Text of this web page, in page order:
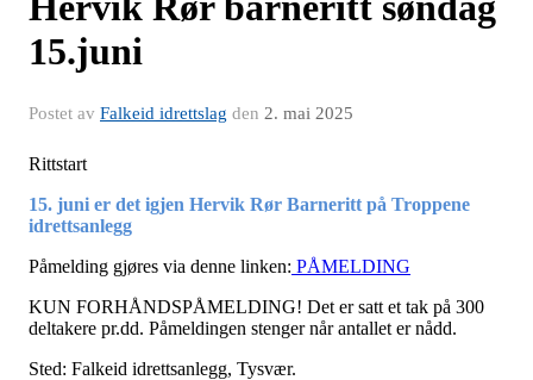
15.juni
Postet av Falkeid idrettslag den 2. mai 2025
Rittstart
15. juni er det igjen Hervik Rør Barneritt på Troppene
idrettsanlegg
Påmelding gjøres via denne linken: PÅMELDING
KUN FORHÅNDSPÅMELDING! Det er satt et tak på 300
deltakere pr.dd. Påmeldingen stenger når antallet er nådd.
Sted: Falkeid idrettsanlegg, Tysvær.